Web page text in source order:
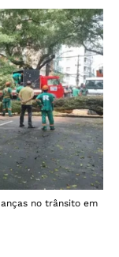
no trânsito em